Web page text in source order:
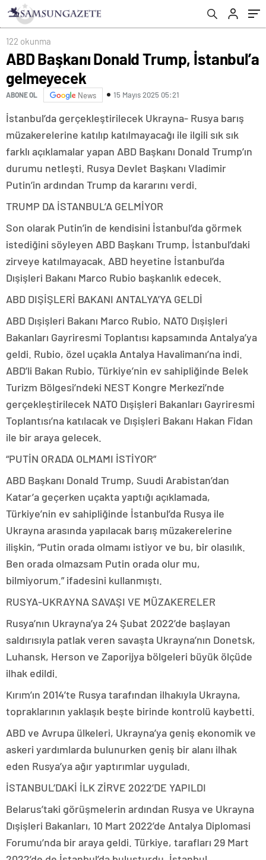
122 okunma
ABD Başkanı Donald Trump, İstanbul’a
gelmeyecek
ABONE OL News 15 Mayıs 2025 05:21
İstanbul’da gerçekleştirilecek Ukrayna- Rusya barış
müzakerelerine katılıp katılmayacağı ile ilgili sık sık
farklı açıklamalar yapan ABD Başkanı Donald Trump’ın
durumu netleşti. Rusya Devlet Başkanı Vladimir
Putin’in ardından Trump da kararını verdi.
TRUMP DA İSTANBUL’A GELMİYOR
Son olarak Putin’in de kendisini İstanbul’da görmek
istediğini söyleyen ABD Başkanı Trump, İstanbul’daki
zirveye katılmayacak. ABD heyetine İstanbul’da
Dışişleri Bakanı Marco Rubio başkanlık edecek.
ABD DIŞİŞLERİ BAKANI ANTALYA’YA GELDİ
ABD Dışişleri Bakanı Marco Rubio, NATO Dışişleri
Bakanları Gayriresmi Toplantısı kapsamında Antalya’ya
geldi. Rubio, özel uçakla Antalya Havalimanı’na indi.
ABD’li Bakan Rubio, Türkiye’nin ev sahipliğinde Belek
Turizm Bölgesi’ndeki NEST Kongre Merkezi’nde
gerçekleştirilecek NATO Dışişleri Bakanları Gayriresmi
Toplantısı’na katılacak ve Dışişleri Bakanı Hakan Fidan
ile bir araya gelecek.
“PUTİN ORADA OLMAMI İSTİYOR”
ABD Başkanı Donald Trump, Suudi Arabistan’dan
Katar’a geçerken uçakta yaptığı açıklamada,
Türkiye’nin ev sahipliğinde İstanbul’da Rusya ile
Ukrayna arasında yapılacak barış müzakerelerine
ilişkin, “Putin orada olmamı istiyor ve bu, bir olasılık.
Ben orada olmazsam Putin orada olur mu,
bilmiyorum.” ifadesini kullanmıştı.
RUSYA-UKRAYNA SAVAŞI VE MÜZAKERELER
Rusya’nın Ukrayna’ya 24 Şubat 2022’de başlayan
saldırısıyla patlak veren savaşta Ukrayna’nın Donetsk,
Luhansk, Herson ve Zaporijya bölgeleri büyük ölçüde
ilhak edildi.
Kırım’ın 2014’te Rusya tarafından ilhakıyla Ukrayna,
topraklarının yaklaşık beşte birinde kontrolü kaybetti.
ABD ve Avrupa ülkeleri, Ukrayna’ya geniş ekonomik ve
askeri yardımlarda bulunurken geniş bir alanı ilhak
eden Rusya’ya ağır yaptırımlar uyguladı.
İSTANBUL’DAKİ İLK ZİRVE 2022’DE YAPILDI
Belarus’taki görüşmelerin ardından Rusya ve Ukrayna
Dışişleri Bakanları, 10 Mart 2022’de Antalya Diplomasi
Forumu’nda bir araya geldi. Türkiye, tarafları 29 Mart